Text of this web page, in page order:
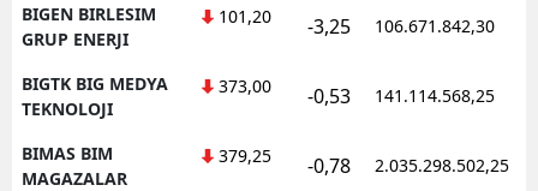
BIGEN BIRLESIM
GRUP ENERJI
101,20 -3,25 106.671.842,30
BIGTK BIG MEDYA
TEKNOLOJI
373,00 -0,53 141.114.568,25
BIMAS BIM
MAGAZALAR
379,25 -0,78 2.035.298.502,25